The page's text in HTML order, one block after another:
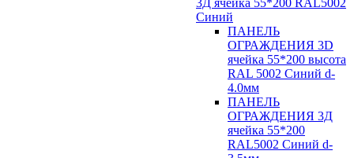
3Д ячейка 55*200 RAL5002
Синий
ПАНЕЛЬ
ОГРАЖДЕНИЯ 3D
ячейка 55*200 высота
RAL 5002 Синий d-
4.0мм
ПАНЕЛЬ
ОГРАЖДЕНИЯ 3Д
ячейка 55*200
RAL5002 Синий d-